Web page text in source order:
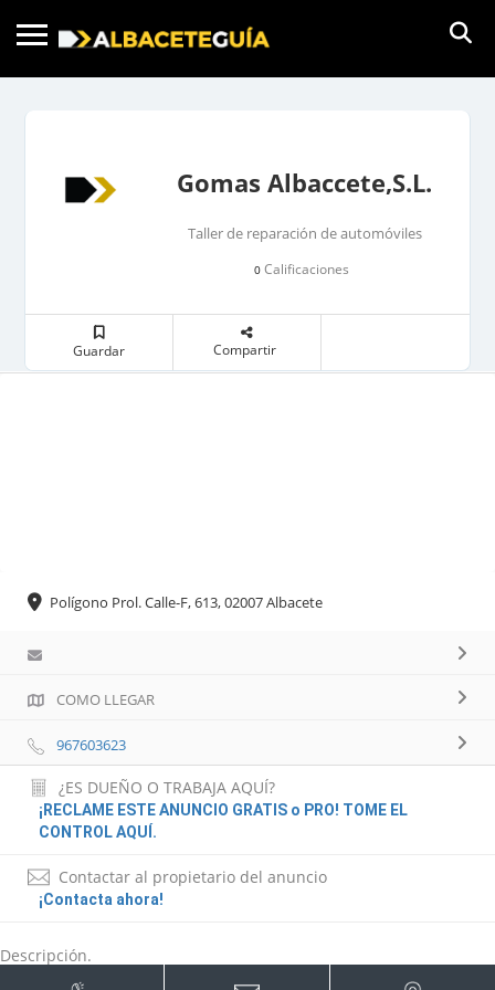
Gomas Albaccete,S.L.
Taller de reparación de automóviles
0Calificaciones
Guardar Compartir
Polígono Prol. Calle-F, 613, 02007 Albacete
COMO LLEGAR
967603623
¿ES DUEÑO O TRABAJA AQUÍ?
¡RECLAME ESTE ANUNCIO GRATIS o PRO! TOME EL
CONTROL AQUÍ.
Contactar al propietario del anuncio
¡Contacta ahora!
Descripción.